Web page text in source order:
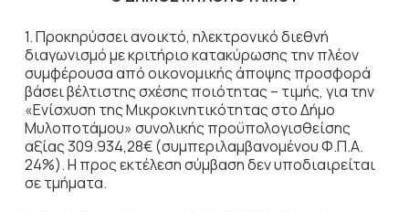
1. Προκηρύσσει ανοικτό, ηλεκτρονικό διεθνή
διαγωνισμό με κριτήριο κατακύρωσης την πλέον
συμφέρουσα από οικονομικής άποψης προσφορά
βάσει βέλτιστης σχέσης ποιότητας – τιμής, για την
«Ενίσχυση της Μικροκινητικότητας στο Δήμο
Μυλοποτάμου» συνολικής προϋπολογισθείσης
αξίας 309.934,28€ (συμπεριλαμβανομένου Φ.Π.Α.
24%). Η προς εκτέλεση σύμβαση δεν υποδιαιρείται
σε τμήματα.